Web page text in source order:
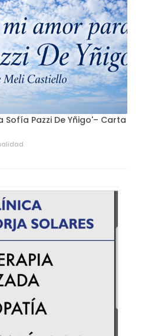
Pazzi De Yñigo'– Carta